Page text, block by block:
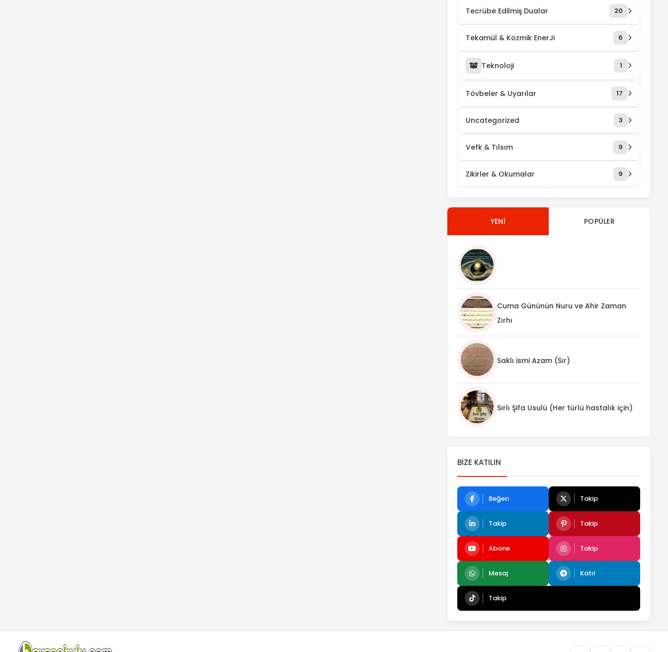
Tecrübe Edilmiş Dualar 20
Tekamül & Kozmik EnerJi 6
Teknoloji 1
Tövbeler & Uyarılar 17
Uncategorized 3
Vefk & Tılsım 9
Zikirler & Okumalar 9
YENI POPÜLER
Cuma Gününün Nuru ve Ahir Zaman
Zırhı
Saklı ismi Azam (Sır)
Sırlı Şifa Usulü (Her türlü hastalık için)
BIZE KATILIN
Beğen Takip
Takip Takip
Abone Takip
Mesaj Katıl
Takip